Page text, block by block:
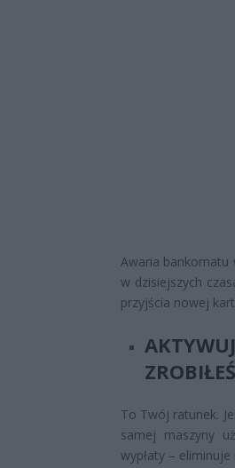
Awaria bankomatu
w dzisiejszych
przyjścia nowej
To Twój ratunek.
samej maszyny
wypłaty –